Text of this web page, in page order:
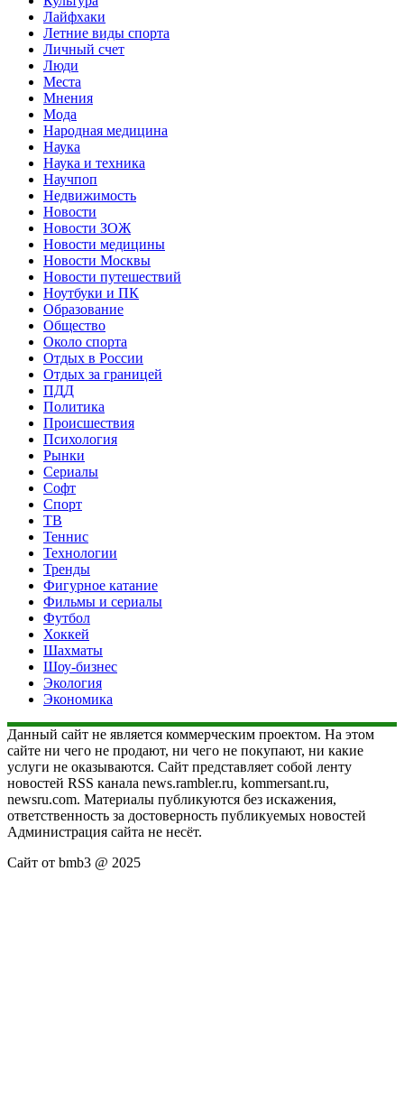
Лайфхаки
Летние виды спорта
Личный счет
Люди
Места
Мнения
Мода
Народная медицина
Наука
Наука и техника
Научпоп
Недвижимость
Новости
Новости ЗОЖ
Новости медицины
Новости Москвы
Новости путешествий
Ноутбуки и ПК
Образование
Общество
Около спорта
Отдых в России
Отдых за границей
ПДД
Политика
Происшествия
Психология
Рынки
Сериалы
Софт
Спорт
ТВ
Теннис
Технологии
Тренды
Фигурное катание
Фильмы и сериалы
Футбол
Хоккей
Шахматы
Шоу-бизнес
Экология
Экономика
Данный сайт не является коммерческим проектом. На этом
сайте ни чего не продают, ни чего не покупают, ни какие
услуги не оказываются. Сайт представляет собой ленту
новостей RSS канала news.rambler.ru, kommersant.ru,
newsru.com. Материалы публикуются без искажения,
ответственность за достоверность публикуемых новостей
Администрация сайта не несёт.
Сайт от bmb3 @ 2025